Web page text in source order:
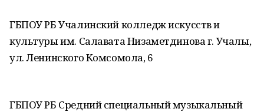
ГБПОУ РБ Учалинский колледж искусств и
культуры им. Салавата Низаметдинова г. Учалы,
ул. Ленинского Комсомола, 6
ГБПОУ РБ Средний специальный музыкальный